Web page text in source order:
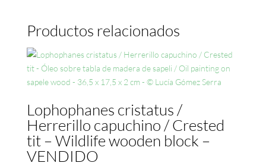
Productos relacionados
Lophophanes cristatus /
Herrerillo capuchino / Crested
tit – Wildlife wooden block –
VENDIDO